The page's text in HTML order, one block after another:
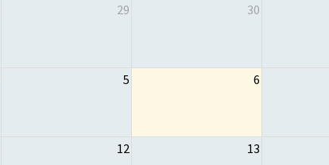
29 30
5 6
12 13